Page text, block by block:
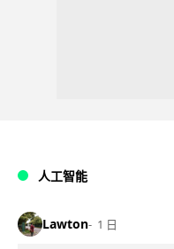
人工智能
Lawton 1 日